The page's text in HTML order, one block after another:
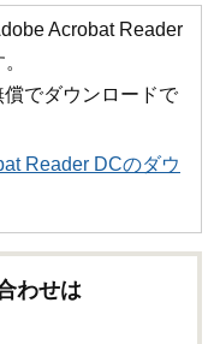
Acrobat Reader
でダウンロードで
Reader DCのダウ
わせは